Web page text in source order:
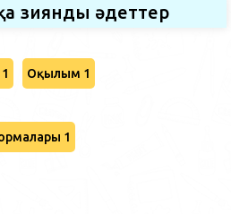
зиянды әдеттер
Оқылым 1
1